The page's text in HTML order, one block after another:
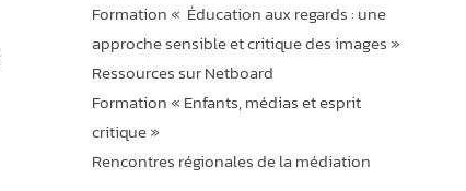
Formation « Éducation aux regards : une
approche sensible et critique des images »
Ressources sur Netboard
Formation « Enfants, médias et esprit
critique »
Rencontres régionales de la médiation